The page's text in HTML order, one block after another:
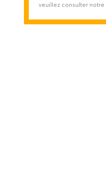
veuillez consulter notre